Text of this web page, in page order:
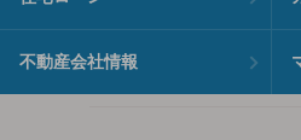
不動産会社情報